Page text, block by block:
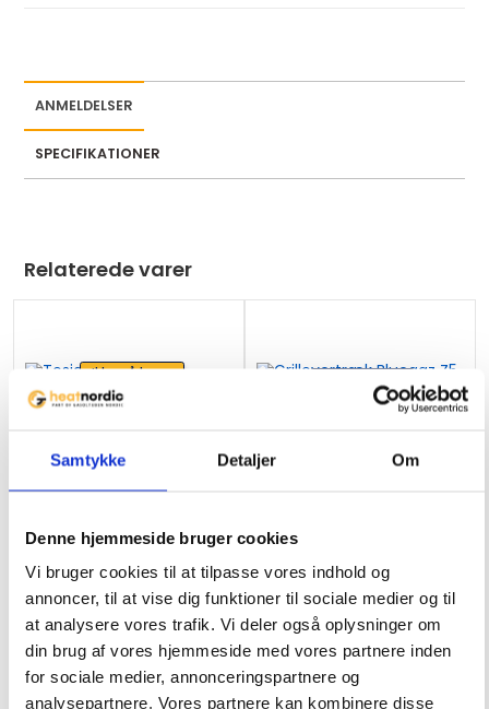
Samtykke Detaljer Om
Denne hjemmeside bruger cookies
Vi bruger cookies til at tilpasse vores indhold og
annoncer, til at vise dig funktioner til sociale medier og til
at analysere vores trafik. Vi deler også oplysninger om
din brug af vores hjemmeside med vores partnere inden
for sociale medier, annonceringspartnere og
analysepartnere. Vores partnere kan kombinere disse
a
e
t
o
t
e
w
a
ANMELDELSER
SPECIFIKATIONER
Relaterede varer
Ikke på lager
Tosidet grillbørste
69kr.
Grillovertræk Bluegaz Z5, X1
Ikke på lager
Grillhandske Pizzaovn Grillbørste af stål